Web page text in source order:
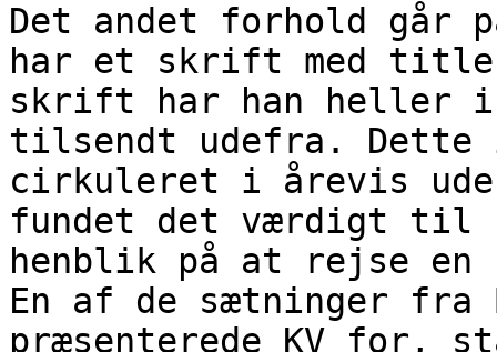
Det andet forhold går
har et skrift med
skrift har han heller
tilsendt udefra.
cirkuleret i årevis uden
fundet det værdigt til
henblik på at rejse
En af de sætninger fra
præsenterede KV for,